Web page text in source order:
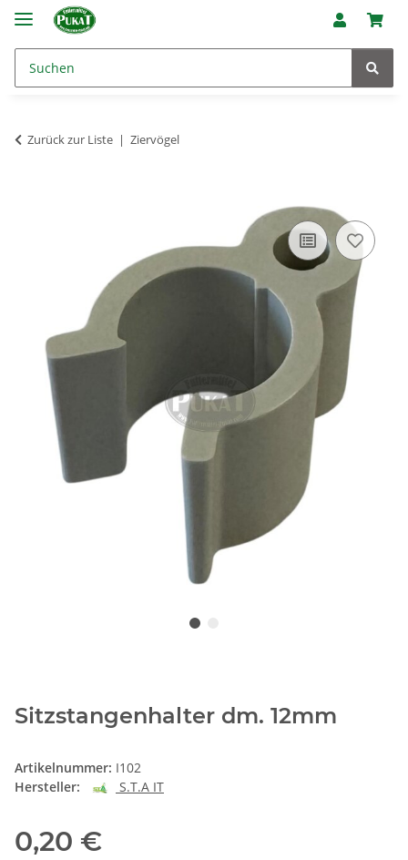
Zurück zur Liste Ziervögel
Sitzstangenhalter dm. 12mm
Artikelnummer: I102
Hersteller:
S.T.A IT
0,20 €